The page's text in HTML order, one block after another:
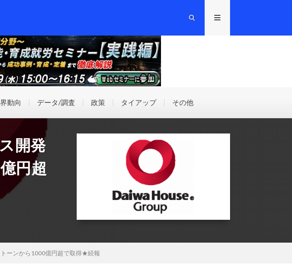
動向 データ/調査 政策 タイアップ その他
開発
円超
ーンから1000億円超で取得★続報